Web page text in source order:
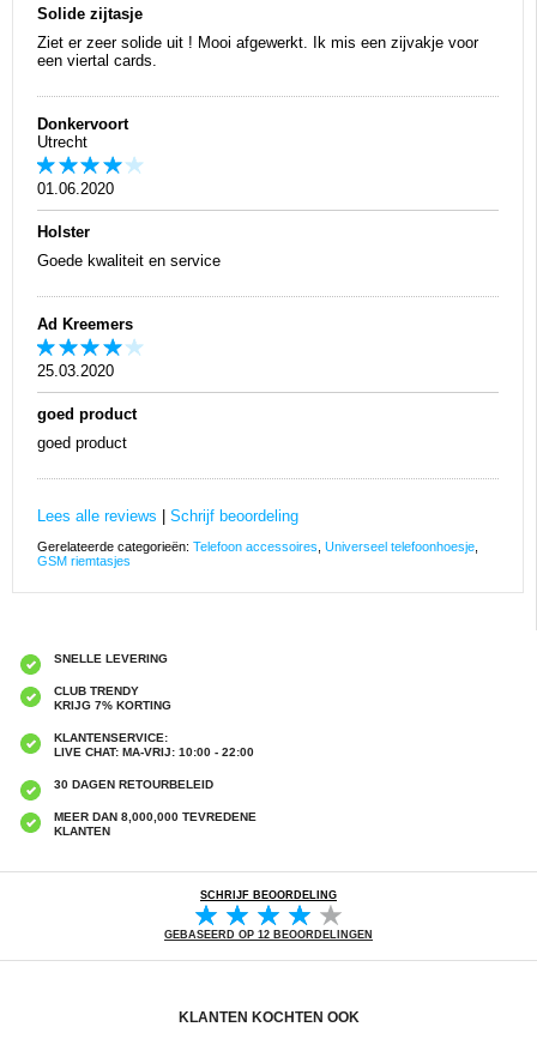
Solide zijtasje
Ziet er zeer solide uit ! Mooi afgewerkt. Ik mis een zijvakje voor
een viertal cards.
Donkervoort
Utrecht
01.06.2020
Holster
Goede kwaliteit en service
Ad Kreemers
25.03.2020
goed product
goed product
Lees alle reviews Schrijf beoordeling
Gerelateerde categorieën: Telefoon accessoires Universeel telefoonhoesje
GSM riemtasjes
SNELLE LEVERING
CLUB TRENDY
KRIJG 7% KORTING
KLANTENSERVICE:
LIVE CHAT: MA-VRIJ: 10:00 - 22:00
30 DAGEN RETOURBELEID
MEER DAN 8,000,000 TEVREDENE
KLANTEN
SCHRIJF BEOORDELING
GEBASEERD OP 12 BEOORDELINGEN
KLANTEN KOCHTEN OOK